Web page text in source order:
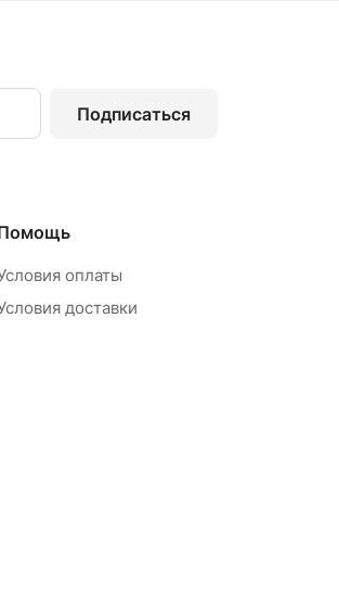
Подписаться
оплаты
доставки